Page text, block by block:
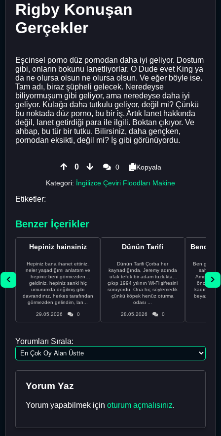
Rigby Konuşan
Gerçekler
Eşcinsel porno düz pornodan daha iyi geliyor. Dostum
gibi, onların bokunu lanetliyorlar. O Dude evet King ya
da ne olursa olsun ne olursa olsun. Ve eğer böyle ise.
Tam adı, biraz şüpheli gelecek. Neredeyse
biliyormuşum gibi geliyor, ama neredeyse daha iyi
geliyor. Kulağa daha tutkulu geliyor, değil mi? Çünkü
bu noktada düz porno, bu bir iş. Artık lanet hakkında
değil, lanet getirdiği para ile ilgili. Boktan çıkıyor. Ve
ahbap, bu tür bir tutku. Bilirsiniz, daha gençken,
pornodan eksikti, değil mi? İş gibi görünüyordu.
0 0
Kopyala
Kategori: İngilizce Çeviri Floodları Makine
Etiketler:
Benzer İçerikler
Hepiniz hainsiniz
Hepiniz bana ihanet ettiniz,
neler yaşadığımı anlattım ve
hepiniz beni görmezden
geldiniz, hepiniz sanki hiç
umurumda değilmiş gibi
davrandınız, herkes tarafından
görmezden gelindim, lan...
29.05.2026 0
Dünün Tarifi
Dünün Tarifi Çorba her
kaynadığında, Jeremy adında
ufak tefek bir adam tuzluktan
çıkıp 1994 yılının Wi-Fi şifresini
soruyordu. Ona hiç söylemedik
çünkü köpek henüz oturma
odası ...
28.05.2026 0
Ben gururlu
sahip
önce
kadınla
beyaz
Yorumları Sırala:
Yorum Yaz
Yorum yapabilmek için oturum açmalısınız.